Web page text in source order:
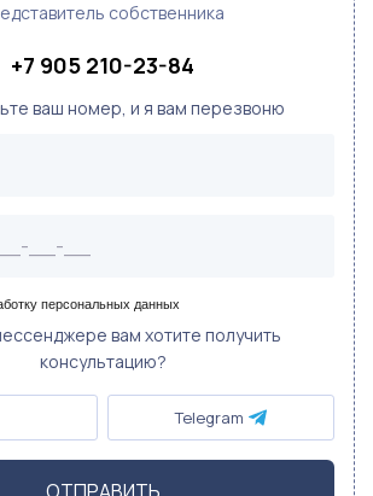
собственника
+7 905 210-23-84
ваш номер, и я вам перезвоню
персональных данных
вам хотите получить
консультацию?
Telegram